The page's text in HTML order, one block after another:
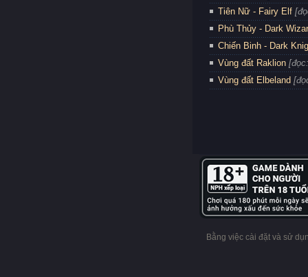
Tiên Nữ - Fairy Elf
Phù Thủy - Dark
Chiến Binh - Dark
Vùng đất Raklion
Vùng đất Elbeland
Bằng việc cài đặt và sử